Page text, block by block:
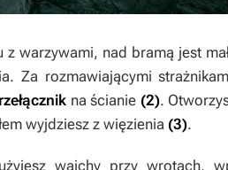
warzywami, nad bramą jest
Za rozmawiającymi
na ścianie (2).
wyjdziesz z więzienia (3).
wajchy przy wrotach,